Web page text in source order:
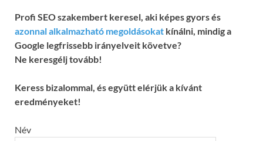
Profi SEO szakembert keresel, aki képes gyors és
azonnal alkalmazható megoldásokat kínálni, mindig a
Google legfrissebb irányelveit követve?
Ne keresgélj tovább!
Keress bizalommal, és együtt elérjük a kívánt
eredményeket!
Név